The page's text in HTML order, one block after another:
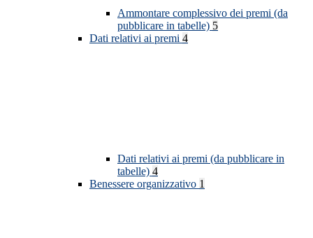
Ammontare complessivo dei premi (da
pubblicare in tabelle) 5
Dati relativi ai premi 4
Dati relativi ai premi (da pubblicare in
tabelle) 4
Benessere organizzativo 1